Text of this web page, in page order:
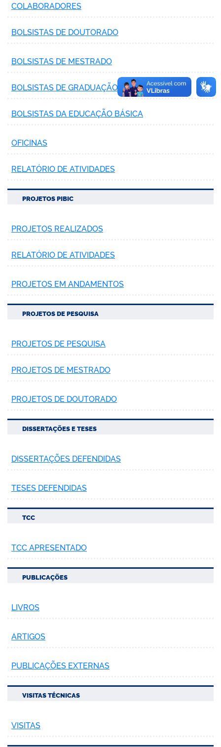
COLABORADORES
BOLSISTAS DE DOUTORADO
BOLSISTAS DE MESTRADO
BOLSISTAS DE GRADUAÇÃO
BOLSISTAS DA EDUCAÇÃO BÁSICA
OFICINAS
RELATÓRIO DE ATIVIDADES
PROJETOS PIBIC
PROJETOS REALIZADOS
RELATÓRIO DE ATIVIDADES
PROJETOS EM ANDAMENTOS
PROJETOS DE PESQUISA
PROJETOS DE PESQUISA
PROJETOS DE MESTRADO
PROJETOS DE DOUTORADO
DISSERTAÇÕES E TESES
DISSERTAÇÕES DEFENDIDAS
TESES DEFENDIDAS
TCC
TCC APRESENTADO
PUBLICAÇÕES
LIVROS
ARTIGOS
PUBLICAÇÕES EXTERNAS
VISITAS TÉCNICAS
VISITAS